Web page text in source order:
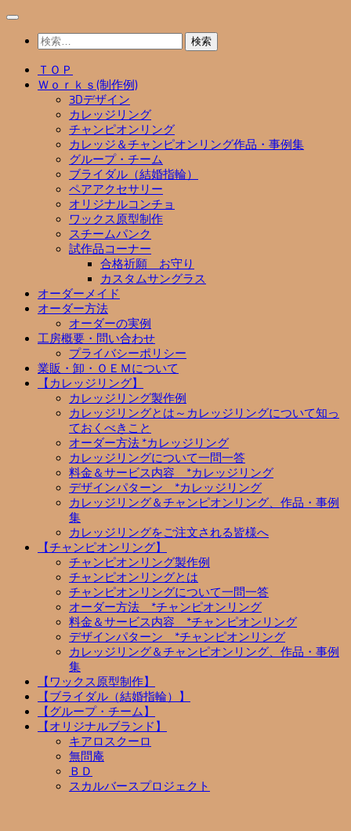
コ
検
索:
ＴＯＰ
Ｗｏｒｋｓ(制作例)
3Dデザイン
カレッジリング
チャンピオンリング
カレッジ＆チャンピオンリング作品・事例集
グループ・チーム
ブライダル（結婚指輪）
ペアアクセサリー
オリジナルコンチョ
ワックス原型制作
スチームパンク
試作品コーナー
合格祈願 お守り
カスタムサングラス
オーダーメイド
オーダー方法
オーダーの実例
工房概要・問い合わせ
プライバシーポリシー
業販・卸・ＯＥＭについて
【カレッジリング】
カレッジリング製作例
カレッジリングとは～カレッジリングについて知っ
ておくべきこと
オーダー方法 *カレッジリング
カレッジリングについて一問一答
料金＆サービス内容 *カレッジリング
デザインパターン *カレッジリング
カレッジリング＆チャンピオンリング、作品・事例
集
カレッジリングをご注文される皆様へ
【チャンピオンリング】
チャンピオンリング製作例
チャンピオンリングとは
チャンピオンリングについて一問一答
オーダー方法 *チャンピオンリング
料金＆サービス内容 *チャンピオンリング
デザインパターン *チャンピオンリング
カレッジリング＆チャンピオンリング、作品・事例
集
【ワックス原型制作】
【ブライダル（結婚指輪）】
【グループ・チーム】
【オリジナルブランド】
キアロスクーロ
無問庵
ＢＤ
スカルバースプロジェクト